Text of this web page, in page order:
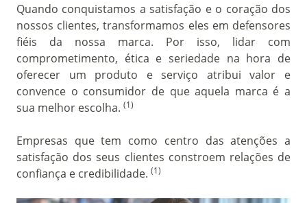
Quando conquistamos a satisfação e o coração dos
nossos clientes, transformamos eles em defensores
fiéis da nossa marca. Por isso, lidar com
comprometimento, ética e seriedade na hora de
oferecer um produto e serviço atribui valor e
convence o consumidor de que aquela marca é a
sua melhor escolha. (1)
Empresas que tem como centro das atenções a
satisfação dos seus clientes constroem relações de
confiança e credibilidade. (1)